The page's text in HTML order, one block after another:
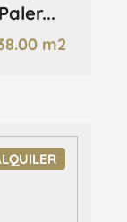
m2